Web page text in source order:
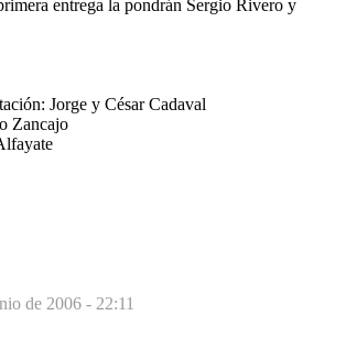
entrega la pondrán Sergio Rivero y
Jorge y César Cadaval
Zancajo
de 2006 - 22:11